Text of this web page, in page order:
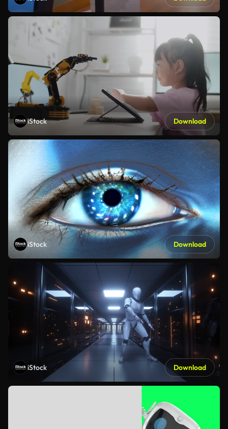
iStock Download
iStock Download
iStock Download